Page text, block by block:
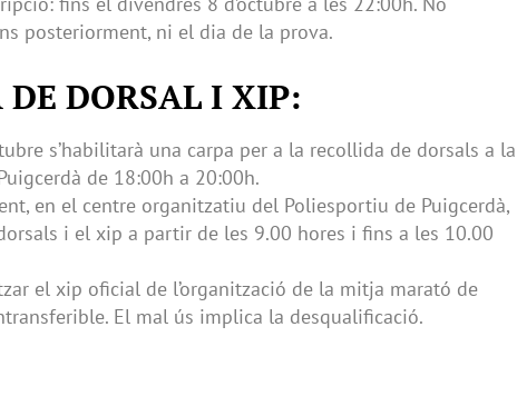
posteriorment, ni el dia de la prova.
DE DORSAL I XIP:
s’habilitarà una carpa per a la recollida de dorsals a la
de 18:00h a 20:00h.
en el centre organitzatiu del Poliesportiu de Puigcerdà,
i el xip a partir de les 9.00 hores i fins a les 10.00
el xip oficial de l’organització de la mitja marató de
El mal ús implica la desqualificació.